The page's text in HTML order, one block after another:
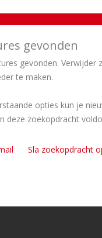
gevonden
gevonden. Verwijder
te maken.
opties kun je
deze zoekopdracht
Sla zoekopdracht